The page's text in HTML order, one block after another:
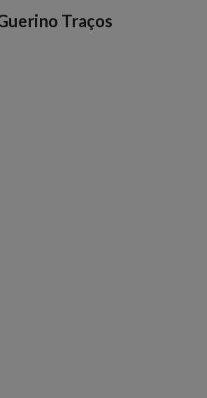
Traços